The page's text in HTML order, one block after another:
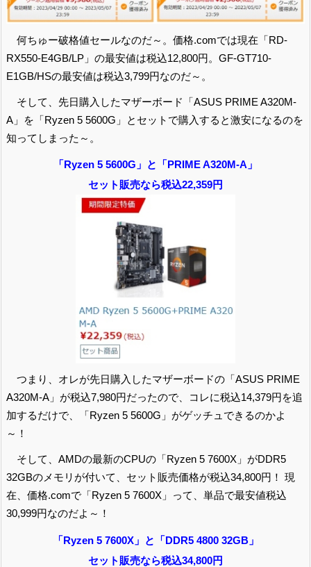
何ちゅー破格値セールなのだ～。価格.comでは現在「RD-
RX550-E4GB/LP」の最安値は税込12,800円。GF-GT710-
E1GB/HSの最安値は税込3,799円なのだ～。
そして、先日購入したマザーボード「ASUS PRIME A320M-
A」を「Ryzen 5 5600G」とセットで購入すると激安になるのを
知ってしまった～。
「Ryzen 5 5600G」と「PRIME A320M-A」
セット販売なら税込22,359円
つまり、オレが先日購入したマザーボードの「ASUS PRIME
A320M-A」が税込7,980円だったので、コレに税込14,379円を追
加するだけで、「Ryzen 5 5600G」がゲッチュできるのかよ
～！
そして、AMDの最新のCPUの「Ryzen 5 7600X」がDDR5
32GBのメモリが付いて、セット販売価格が税込34,800円！ 現
在、価格.comで「Ryzen 5 7600X」って、単品で最安値税込
30,999円なのだよ～！
「Ryzen 5 7600X」と「DDR5 4800 32GB」
セット販売なら税込34,800円